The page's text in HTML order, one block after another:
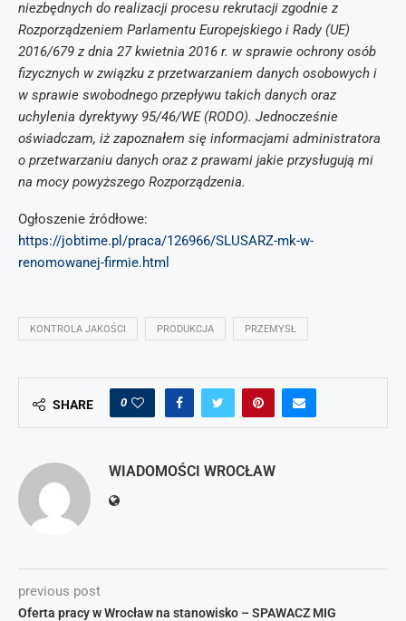
niezbędnych do realizacji procesu rekrutacji zgodnie z
Rozporządzeniem Parlamentu Europejskiego i Rady (UE)
2016/679 z dnia 27 kwietnia 2016 r. w sprawie ochrony osób
fizycznych w związku z przetwarzaniem danych osobowych i
w sprawie swobodnego przepływu takich danych oraz
uchylenia dyrektywy 95/46/WE (RODO). Jednocześnie
oświadczam, iż zapoznałem się informacjami administratora
o przetwarzaniu danych oraz z prawami jakie przysługują mi
na mocy powyższego Rozporządzenia.
Ogłoszenie źródłowe:
https://jobtime.pl/praca/126966/SLUSARZ-mk-w-
renomowanej-firmie.html
KONTROLA JAKOŚCI PRODUKCJA PRZEMYSŁ
SHARE 0
WIADOMOŚCI WROCŁAW
previous post
Oferta pracy w Wrocław na stanowisko – SPAWACZ MIG